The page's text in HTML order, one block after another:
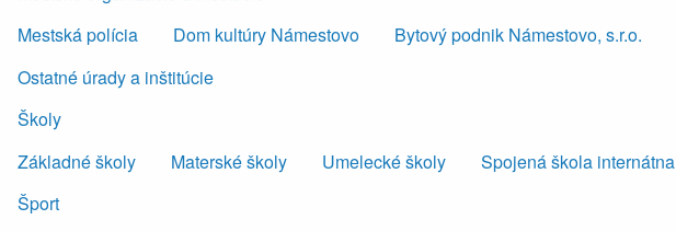
Mestská polícia
Dom kultúry Námestovo Bytový podnik Námestovo, s.r.o.
Ostatné úrady a inštitúcie
Školy
Základné školy
Materské školy Umelecké školy Spojená škola internátna
Šport